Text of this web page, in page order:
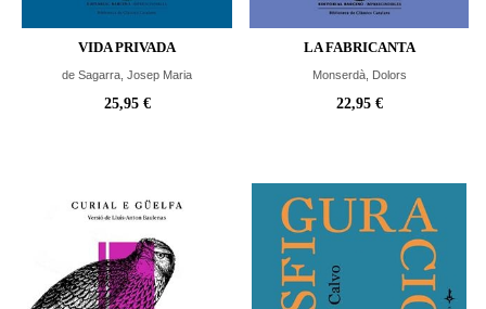
VIDA PRIVADA
de Sagarra, Josep Maria
25,95 €
LA FABRICANTA
Monserdà, Dolors
22,95 €